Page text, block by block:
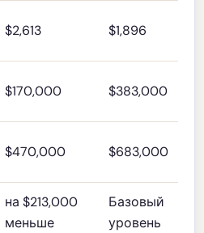
$2,613 $1,896
$170,000 $383,000
$470,000 $683,000
на $213,000
меньше
Базовый
уровень